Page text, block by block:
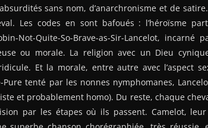
sans nom, d’anarchronisme et de
Les codes en sont bafoués : l’héroïsme
Not-Quite-So-Brave-as-Sir-Lancelot,
ou morale. La religion avec un Dieu
Et la morale, entre autre avec l’aspect
Pure tenté par les nonnes nymphomanes,
et probablement homo). Du reste, chaque
par les étapes où ils passent. Camelot,